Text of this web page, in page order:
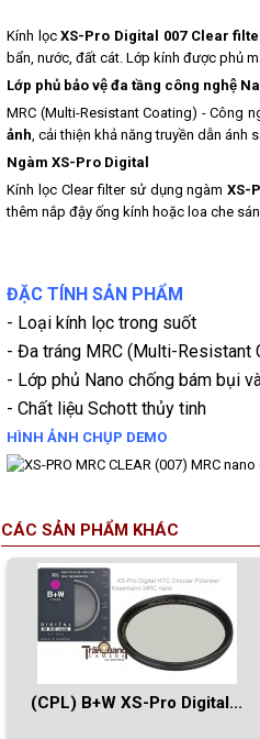
Kính lọcXS-Pro Digital 007 Clear
bẩn, nước, đất cát. Lớp kính được phủ
Lớp phủ bảo vệ đa tầng công nghệ
MRC (Multi-Resistant Coating) - Công
ảnh, cải thiện khả năng truyền dẫn ánh
Ngàm XS-Pro Digital
Kính lọc Clear filter sử dụng ngàmXS-
thêm nắp đậy ống kính hoặc loa che
ĐẶC TÍNH SẢN PHẨM
- Loại kính lọc trong suốt
- Đa tráng MRC (Multi-Resistant
- Lớp phủ Nano chống bám bụi
- Chất liệu Schott thủy tinh
HÌNH ẢNH CHỤP DEMO
CÁC SẢN PHẨM KHÁC
(CPL) B+W XS-Pro Digital...